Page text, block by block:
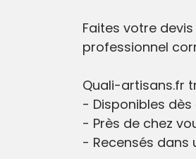
Faites votre
professionnel
Quali-artisans.fr
- Disponibles
- Près de chez
- Recensés dans